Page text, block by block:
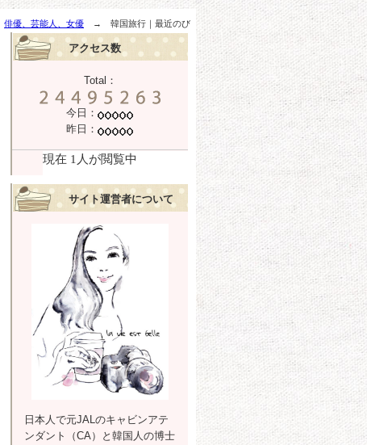
俳優、芸能人、女優 → 韓国旅行｜最近のび
アクセス数
Total：
今日：
昨日：
サイト運営者について
日本人で元JALのキャビンアテ
ンダント（CA）と韓国人の博士